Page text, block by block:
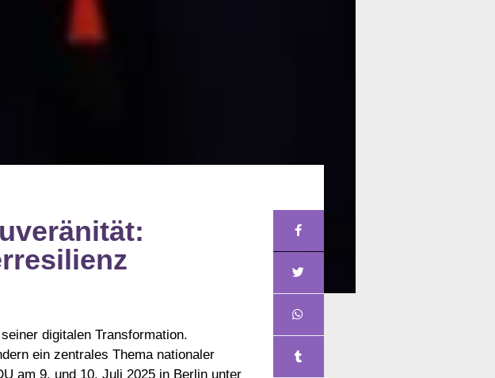
digitalen Transformation.
ein zentrales Thema nationaler
am 9. und 10. Juli 2025 in Berlin unter